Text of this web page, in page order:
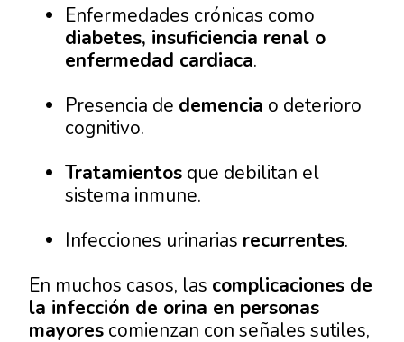
Enfermedades crónicas como
diabetes, insuficiencia renal o
enfermedad cardiaca.
Presencia de demencia o deterioro
cognitivo.
Tratamientos que debilitan el
sistema inmune.
Infecciones urinarias recurrentes.
En muchos casos, las complicaciones de
la infección de orina en personas
mayores comienzan con señales sutiles,